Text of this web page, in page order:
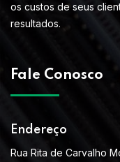
os custos de seus
resultados.
Fale Conosco
Endereço
Rua Rita de Carvalho